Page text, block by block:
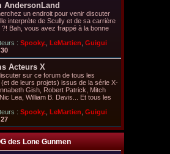
AndersonLand
un endroit pour venir discuter
interprète de Scully et de sa carrière
?! Bah, vous avez frappé à la bonne
: Spooky. LeMartien Guigui
30
Acteurs X
sur ce forum de tous les
de leurs projets) issus de la série X-
Gish, Robert Patrick, Mitch
Lea, William B. Davis... Et tous les
: Spooky. LeMartien Guigui
27
des Lone Gunmen